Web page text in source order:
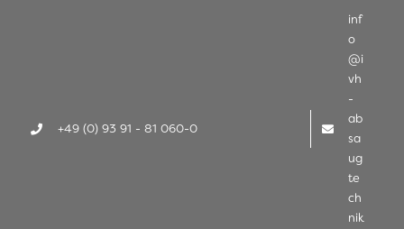
+49 (0) 93 91 - 81 060-0
inf
o
@i
vh
-
ab
sa
ug
te
ch
nik